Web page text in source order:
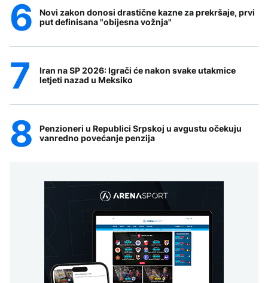
Novi zakon donosi drastične kazne za prekršaje, prvi
put definisana "obijesna vožnja"
Iran na SP 2026: Igrači će nakon svake utakmice
letjeti nazad u Meksiko
Penzioneri u Republici Srpskoj u avgustu očekuju
vanredno povećanje penzija